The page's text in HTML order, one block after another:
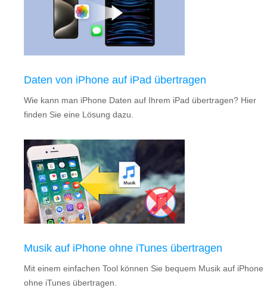
Daten von iPhone auf iPad übertragen
Wie kann man iPhone Daten auf Ihrem iPad übertragen? Hier
finden Sie eine Lösung dazu.
Musik auf iPhone ohne iTunes übertragen
Mit einem einfachen Tool können Sie bequem Musik auf iPhone
ohne iTunes übertragen.